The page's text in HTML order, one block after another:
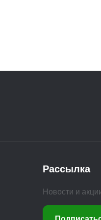
Рассылка
Новости и